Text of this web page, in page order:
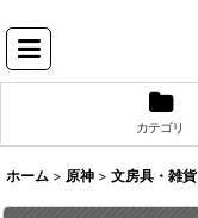
カテゴリ
ホーム > 原神 > 文房具・雑貨